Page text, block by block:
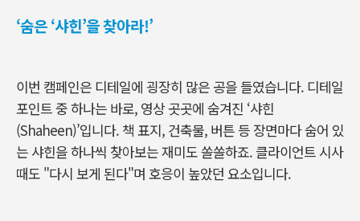
‘숨은 ‘샤힌’을 찾아라!’
이번 캠페인은 디테일에 굉장히 많은 공을 들였습니다. 디테일
포인트 중 하나는 바로, 영상 곳곳에 숨겨진 ‘샤힌
(Shaheen)’입니다. 책 표지, 건축물, 버튼 등 장면마다 숨어 있
는 샤힌을 하나씩 찾아보는 재미도 쏠쏠하죠. 클라이언트 시사
때도 "다시 보게 된다"며 호응이 높았던 요소입니다.